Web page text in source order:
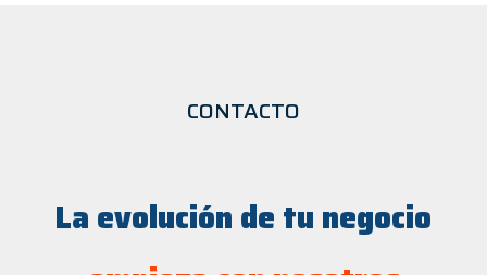
CONTACTO
La evolución de tu negocio